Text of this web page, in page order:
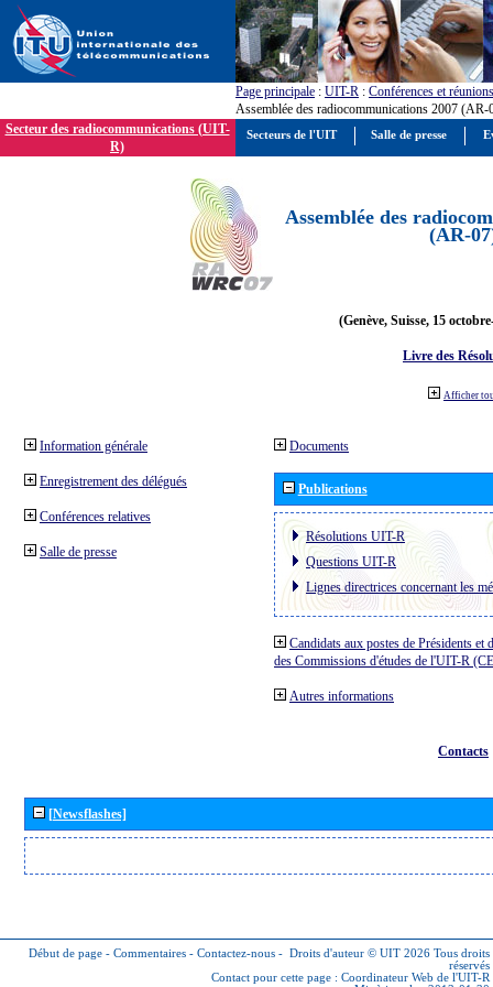
Page principale : UIT-R : Conférences et réunions
Assemblée des radiocommunications 2007 (AR-
Secteur des radiocommunications (UIT-
R)
Assemblée des
(AR-
(Genève, Suisse, 15
Livre des
Afficher
Information générale
Enregistrement des délégués
Conférences relatives
Salle de presse
Documents
Publications
Résolutions UIT-R
Questions UIT-R
Lignes directrices concernant les
Candidats aux postes de Présidents et
des Commissions d'études de l'UIT-R
Autres informations
Contacts
[Newsflashes]
Début de page - Commentaires - Contactez-nous - Droits d'auteur © UIT 2026 Tous droits
réservés
Contact pour cette page : Coordinateur Web de l'UIT-R
Secteurs de l'UIT Salle de presse